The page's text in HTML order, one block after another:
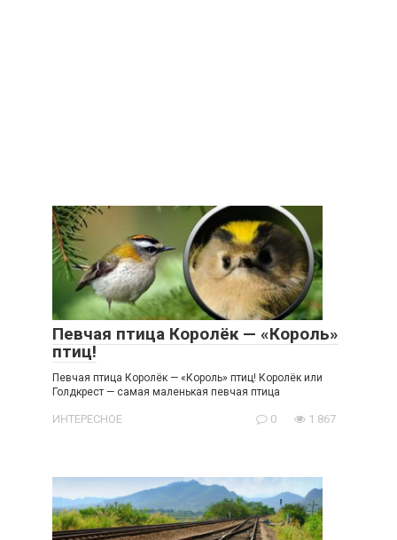
Певчая птица Королёк — «Король»
птиц!
Певчая птица Королёк — «Король» птиц! Королёк или
Голдкрест — самая маленькая певчая птица
ИНТЕРЕСНОЕ 0 1 867